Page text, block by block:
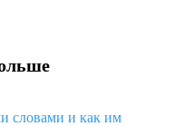
словами и как им